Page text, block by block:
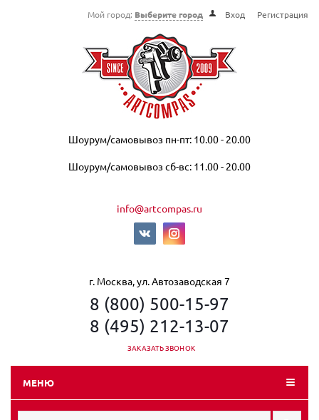
Мой город: Выберите город Вход Регистрация
Шоурум/самовывоз пн-пт: 10.00 - 20.00
Шоурум/самовывоз сб-вс: 11.00 - 20.00
info@artcompas.ru
г. Москва, ул. Автозаводская 7
8 (800) 500-15-97
8 (495) 212-13-07
ЗАКАЗАТЬ ЗВОНОК
МЕНЮ